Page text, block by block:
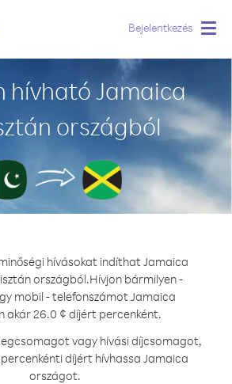
Bejelentkezés
hívható Jamaica
országból
hívásokat indíthat Jamaica
országból.Hívjon bármilyen -
mobil - telefonszámot Jamaica
akár 26.0 ¢ díjért percenként.
vagy hívási díjcsomagot,
díjért hívhassa Jamaica
országot.